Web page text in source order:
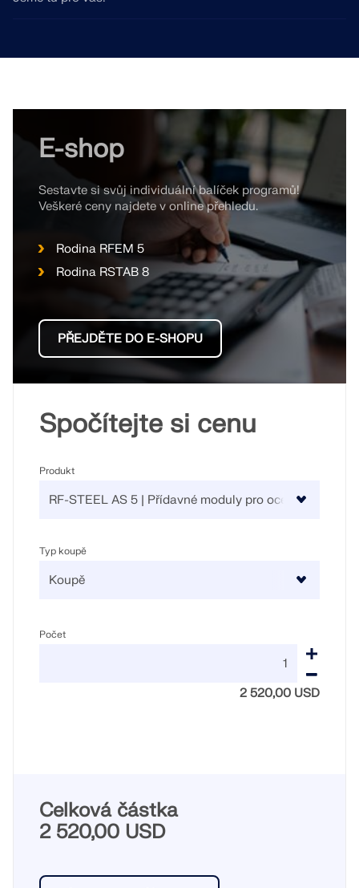
E-shop
Sestavte si svůj individuální balíček programů!
Veškeré ceny najdete v online přehledu.
Rodina RFEM 5
Rodina RSTAB 8
PŘEJDĚTE DO E-SHOPU
Spočítejte si cenu
Produkt
Typ koupě
Počet
2 520,00 USD
Celková částka
2 520,00 USD